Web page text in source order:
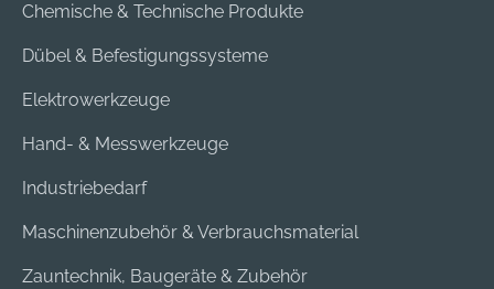
Chemische & Technische Produkte
Dübel & Befestigungssysteme
Elektrowerkzeuge
Hand- & Messwerkzeuge
Industriebedarf
Maschinenzubehör & Verbrauchsmaterial
Zauntechnik, Baugeräte & Zubehör